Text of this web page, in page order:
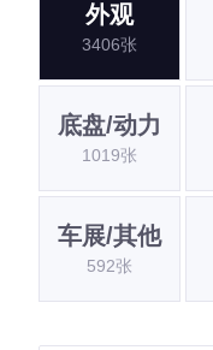
外观
3406张
底盘/动力
1019张
车展/其他
592张